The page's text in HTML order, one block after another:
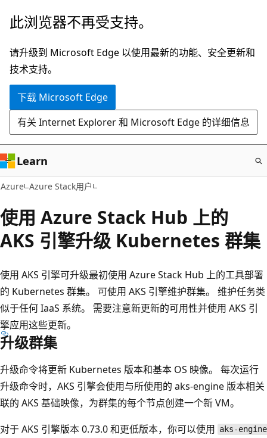
跳
主
要
内
此浏览器不再受支持。
请升级到 Microsoft Edge 以使用最新的功能、安全更新和
技术支持。
下载 Microsoft Edge
有关 Internet Explorer 和 Microsoft Edge 的详细信息
Learn
Azure Azure Stack用户
使用 Azure Stack Hub 上的
AKS 引擎升级 Kubernetes 群集
使用 AKS 引擎可升级最初使用 Azure Stack Hub 上的工具部署
的 Kubernetes 群集。 可使用 AKS 引擎维护群集。 维护任务类
似于任何 IaaS 系统。 需要注意新更新的可用性并使用 AKS 引
擎应用这些更新。
升级群集
升级命令将更新 Kubernetes 版本和基本 OS 映像。 每次运行
升级命令时，AKS 引擎会使用与所使用的 aks-engine 版本相关
联的 AKS 基础映像，为群集的每个节点创建一个新 VM。
对于 AKS 引擎版本 0.73.0 和更低版本，你可以使用 aks-engine